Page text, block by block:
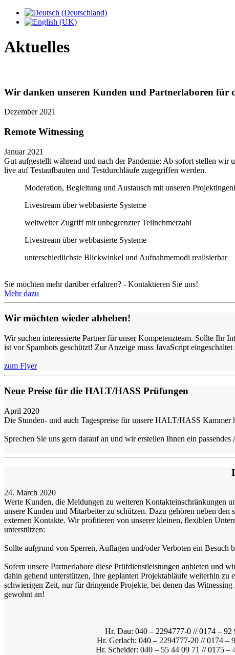
Aktuelles
Wir danken unseren Kunden und Partnerlaboren für
Dezember 2021
Remote Witnessing
Januar 2021
Gut aufgestellt während und nach der Pandemie: Ab sofort stellen
live auf Testaufbauten und Testdurchläufe zugegriffen werden.
Moderation, Begleitung und Austausch mit unseren
Livestream über webbasierte Systeme
weltweiter Zugriff mit unbegrenzter Teilnehmerzahl
Livestream über webbasierte Systeme
unterschiedlichste Blickwinkel und Aufnahmemodi realisierbar
Sie möchten mehr darüber erfahren? - Kontaktieren Sie uns!
Mehr dazu
Wir möchten wieder abheben!
Wir suchen interessierte Partner für unser Kompetenzteam. Sollte Ihr
ist vor Spambots geschützt! Zur Anzeige muss JavaScript eingeschaltet
zum Flyer
Neue Preise für die HALT/HASS Prüfungen
April 2020
Die Stunden- und auch Tagespreise für unsere HALT/HASS Kammer
Sprechen Sie uns gern darauf an und wir erstellen Ihnen ein passendes
24. March 2020
Werte Kunden, die Meldungen zu weiteren Kontakteinschränkungen
unsere Kunden und Mitarbeiter zu schützen. Dazu gehören neben
externen Kontakte. Wir profitieren von unserer kleinen, flexiblen
unterstützen:
Sollte aufgrund von Sperren, Auflagen und/oder Verboten ein Besuch
Sofern unsere Partnerlabore diese Prüfdienstleistungen anbieten und
dahin gehend unterstützen, Ihre geplanten Projektabläufe weiterhin
schwierigen Zeit, nur für dringende Projekte, bei denen das
gewohnt an!
Hr. Dau: 040 – 2294777-0 // 0174 – 92
Hr. Gerlach: 040 – 2294777-20 // 0174 –
Hr. Scheider: 040 – 55 44 09 71 // 0175 –